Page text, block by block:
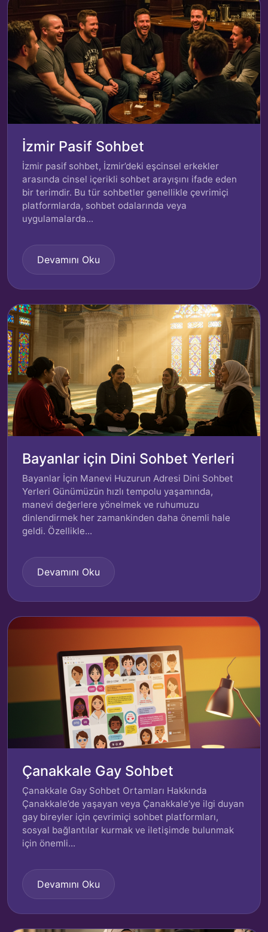
İzmir Pasif Sohbet
İzmir pasif sohbet, İzmir’deki eşcinsel erkekler
arasında cinsel içerikli sohbet arayışını ifade eden
bir terimdir. Bu tür sohbetler genellikle çevrimiçi
platformlarda, sohbet odalarında veya
uygulamalarda...
Devamını Oku
Bayanlar için Dini Sohbet Yerleri
Bayanlar İçin Manevi Huzurun Adresi Dini Sohbet
Yerleri Günümüzün hızlı tempolu yaşamında,
manevi değerlere yönelmek ve ruhumuzu
dinlendirmek her zamankinden daha önemli hale
geldi. Özellikle...
Devamını Oku
Çanakkale Gay Sohbet
Çanakkale Gay Sohbet Ortamları Hakkında
Çanakkale’de yaşayan veya Çanakkale’ye ilgi duyan
gay bireyler için çevrimiçi sohbet platformları,
sosyal bağlantılar kurmak ve iletişimde bulunmak
için önemli...
Devamını Oku